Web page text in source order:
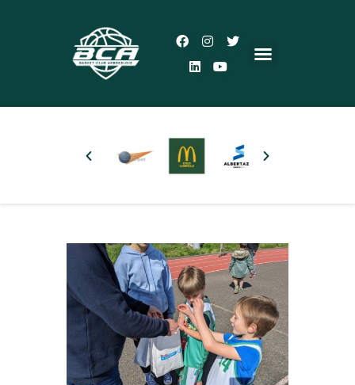
Accueil
Actualités
Autres pratiques
Partenaires
Boutique
Plus d’infos